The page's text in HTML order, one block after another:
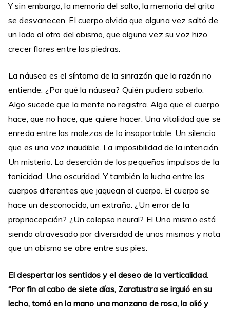
Y sin embargo, la memoria del salto, la memoria del grito
se desvanecen. El cuerpo olvida que alguna vez saltó de
un lado al otro del abismo, que alguna vez su voz hizo
crecer flores entre las piedras.
La náusea es el síntoma de la sinrazón que la razón no
entiende. ¿Por qué la náusea? Quién pudiera saberlo.
Algo sucede que la mente no registra. Algo que el cuerpo
hace, que no hace, que quiere hacer. Una vitalidad que se
enreda entre las malezas de lo insoportable. Un silencio
que es una voz inaudible. La imposibilidad de la intención.
Un misterio. La deserción de los pequeños impulsos de la
tonicidad. Una oscuridad. Y también la lucha entre los
cuerpos diferentes que jaquean al cuerpo. El cuerpo se
hace un desconocido, un extraño. ¿Un error de la
propriocepción? ¿Un colapso neural? El Uno mismo está
siendo atravesado por diversidad de unos mismos y nota
que un abismo se abre entre sus pies.
El despertar los sentidos y el deseo de la verticalidad.
“Por fin al cabo de siete días, Zaratustra se irguió en su
lecho, tomó en la mano una manzana de rosa, la olió y